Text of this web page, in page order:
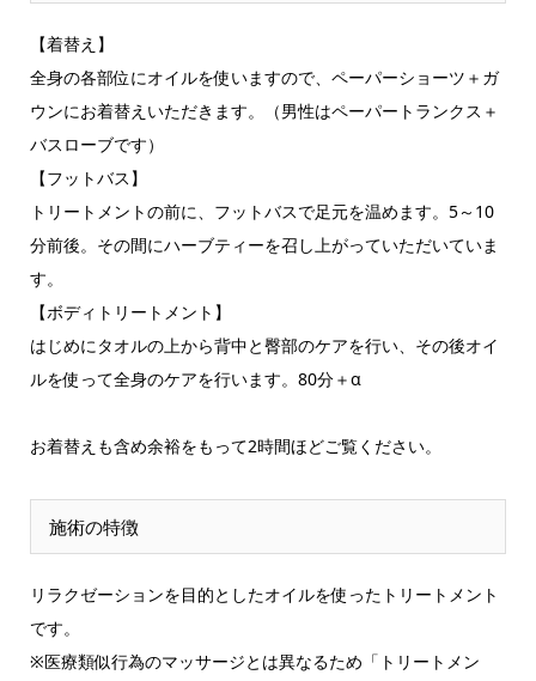
【着替え】
全身の各部位にオイルを使いますので、ペーパーショーツ＋ガ
ウンにお着替えいただきます。（男性はペーパートランクス＋
バスローブです）
【フットバス】
トリートメントの前に、フットバスで足元を温めます。5～10
分前後。その間にハーブティーを召し上がっていただいていま
す。
【ボディトリートメント】
はじめにタオルの上から背中と臀部のケアを行い、その後オイ
ルを使って全身のケアを行います。80分＋α
お着替えも含め余裕をもって2時間ほどご覧ください。
施術の特徴
リラクゼーションを目的としたオイルを使ったトリートメント
です。
※医療類似行為のマッサージとは異なるため「トリートメン